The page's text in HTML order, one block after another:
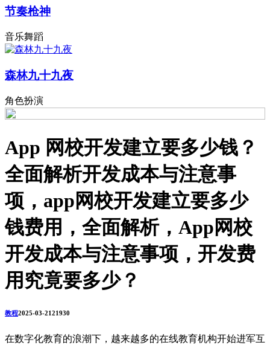
节奏枪神
音乐舞蹈
森林九十九夜
角色扮演
App 网校开发建立要多少钱？
全面解析开发成本与注意事
项，app网校开发建立要多少
钱费用，全面解析，App网校
开发成本与注意事项，开发费
用究竟要多少？
教程2025-03-2121930
在数字化教育的浪潮下，越来越多的在线教育机构开始进军互